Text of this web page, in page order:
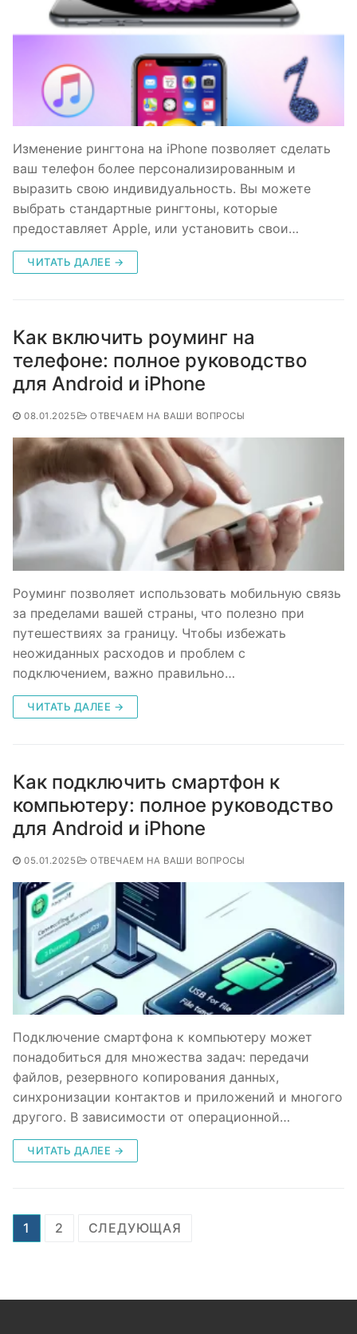
Изменение рингтона на iPhone позволяет сделать
ваш телефон более персонализированным и
выразить свою индивидуальность. Вы можете
выбрать стандартные рингтоны, которые
предоставляет Apple, или установить свои…
ЧИТАТЬ ДАЛЕЕ →
Как включить роуминг на
телефоне: полное руководство
для Android и iPhone
08.01.2025 ОТВЕЧАЕМ НА ВАШИ ВОПРОСЫ
Роуминг позволяет использовать мобильную связь
за пределами вашей страны, что полезно при
путешествиях за границу. Чтобы избежать
неожиданных расходов и проблем с
подключением, важно правильно…
ЧИТАТЬ ДАЛЕЕ →
Как подключить смартфон к
компьютеру: полное руководство
для Android и iPhone
05.01.2025 ОТВЕЧАЕМ НА ВАШИ ВОПРОСЫ
Подключение смартфона к компьютеру может
понадобиться для множества задач: передачи
файлов, резервного копирования данных,
синхронизации контактов и приложений и многого
другого. В зависимости от операционной…
ЧИТАТЬ ДАЛЕЕ →
Пагинация
1 2 СЛЕДУЮЩАЯ